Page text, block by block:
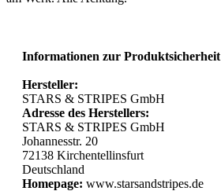
Informationen zur Produktsicherheit
Hersteller:
STARS & STRIPES GmbH
Adresse des Herstellers:
STARS & STRIPES GmbH
Johannesstr. 20
72138 Kirchentellinsfurt
Deutschland
Homepage: www.starsandstripes.de